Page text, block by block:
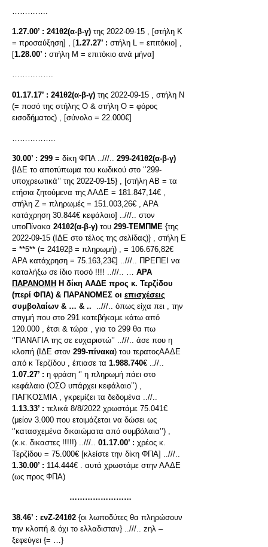
…………..
1.27.00’ : 241θ2(α-β-γ) της 2022-09-15 , [στήλη K
= προσαύξηση] , [1.27.27’ : στήλη L = επιτόκιο] ,
[1.28.00’ : στήλη M = επιτόκιο ανά μήνα]
…………….
01.17.17’ : 241θ2(α-β-γ) της 2022-09-15 , στήλη N
(= ποσό της στήλης Ο & στήλη O = φόρος
εισοδήματος) , [σύνολο = 22.000€]
……………..
30.00’ : 299 = δίκη ΦΠΑ ..///.. 299-241θ2(α-β-γ)
{ΙΔΕ το αποτύπωμα του κωδικού στο ‘’299-
υποχρεωτικά’’ της 2022-09-15} , [στήλη ΑΒ = τα
ετήσια ζητούμενα της ΑΑΔΕ = 181.847,14€ ,
στήλη Ζ = πληρωμές = 151.003,26€ , ΑΡΑ
κατάχρηση 30.844€ κεφάλαιο] ..///.. στον
υποΠίνακα 241θ2(α-β-γ) του 299-ΤΕΜΠΜΕ {της
2022-09-15 (ΙΔΕ στο τέλος της σελίδας)} , στήλη E
= **5** (= 241θ2β = πληρωμή) , = 106.676,82€
ΑΡΑ κατάχρηση = 75.163,23€] ..///.. ΠΡΕΠΕΙ να
καταλήξω σε ίδιο ποσό !!!! ..///.. … ΑΡΑ
ΠΑΡΑΝΟΜΗ Η δίκη ΑΑΔΕ προς κ. Τερζίδου
(περί ΦΠΑ) & ΠΑΡΑΝΟΜΕΣ οι επισχέσεις
συμβολαίων & … & ..
..///.. όπως είχα πει , την
στιγμή που στο 291 κατεβήκαμε κάτω από
120.000 , έτσι & τώρα , για το 299 θα πω
‘’ΠΑΝΑΓΙΑ της σε ευχαριστώ’’ ..///.. άσε που η
κλοπή (ΙΔΕ στον 299-πίνακα) του τερατοςΑΑΔΕ
από κ Τερζίδου , έπιασε τα 1.988.740€ ..//..
1.07.27’ : η φράση ‘’ η πληρωμή πάει στο
κεφάλαιο (ΟΣΟ υπάρχει κεφάλαιο’’) ,
ΠΑΓΚΟΣΜΙΑ , γκρεμίζει τα δεδομένα ..//..
1.13.33’ : τελικά 8/8/2022 χρωστάμε 75.041€
(μείον 3.000 που ετοιμάζεται να δώσει ως
‘’κατασχεμένα δικαιώματα από συμβόλαια’’) ,
(κ.κ. δικαστες !!!!!) ..///.. 01.17.00’ : χρέος κ.
Τερζίδου = 75.000€ [κλείστε την δίκη ΦΠΑ] ..///..
1.30.00’ : 114.444€ . αυτά χρωστάμε στην ΑΑΔΕ
(ως προς ΦΠΑ)
……………………
38.46’ : ενΖ-241θ2 {οι λωποδύτες θα πληρώσουν
την κλοπή & όχι το ελλαδισταν} ..///.. zηλ –
ξεφεύγει {= …}